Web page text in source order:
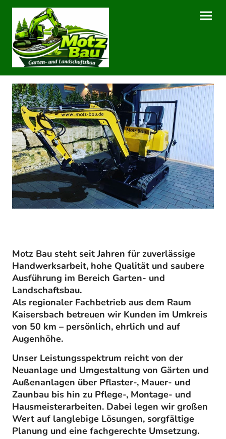
Motz Bau steht seit Jahren für zuverlässige
Handwerksarbeit, hohe Qualität und saubere
Ausführung im Bereich Garten- und
Landschaftsbau.
Als regionaler Fachbetrieb aus dem Raum
Kaisersbach betreuen wir Kunden im Umkreis
von 50 km – persönlich, ehrlich und auf
Augenhöhe.
Unser Leistungsspektrum reicht von der
Neuanlage und Umgestaltung von Gärten und
Außenanlagen über Pflaster-, Mauer- und
Zaunbau bis hin zu Pflege-, Montage- und
Hausmeisterarbeiten. Dabei legen wir großen
Wert auf langlebige Lösungen, sorgfältige
Planung und eine fachgerechte Umsetzung.